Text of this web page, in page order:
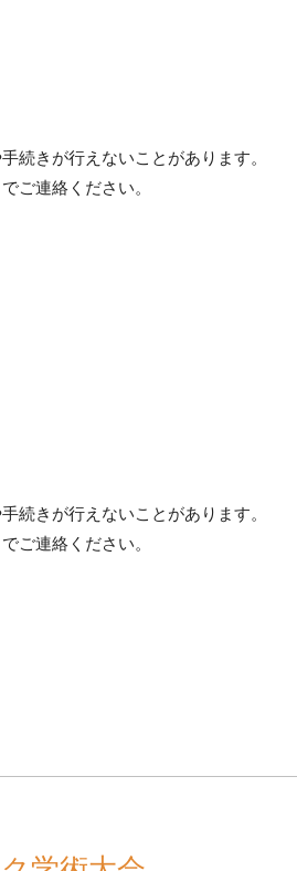
続きが行えないことがあります。
ご連絡ください。
続きが行えないことがあります。
ご連絡ください。